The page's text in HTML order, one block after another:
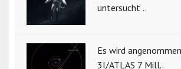
untersucht ..
Es wird
3I/ATLAS 7 Mill..